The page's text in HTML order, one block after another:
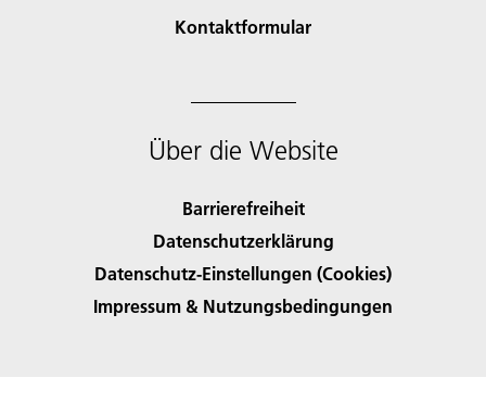
Kontaktformular
Über die Website
Barrierefreiheit
Datenschutzerklärung
Datenschutz-Einstellungen (Cookies)
Impressum & Nutzungsbedingungen